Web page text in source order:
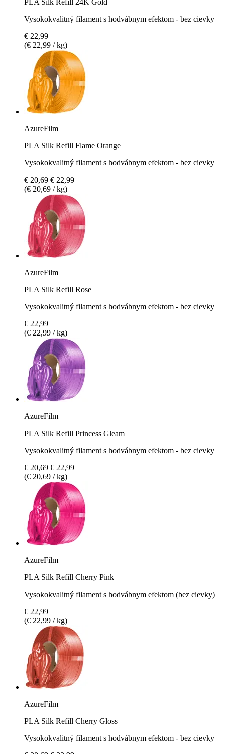
Vysokokvalitný filament s hodvábnym efektom - bez cievky
€ 22,99
(€ 22,99 / kg)
AzureFilm
PLA Silk Refill Flame Orange
Vysokokvalitný filament s hodvábnym efektom - bez cievky
€ 20,69 € 22,99
(€ 20,69 / kg)
AzureFilm
PLA Silk Refill Rose
Vysokokvalitný filament s hodvábnym efektom - bez cievky
€ 22,99
(€ 22,99 / kg)
AzureFilm
PLA Silk Refill Princess Gleam
Vysokokvalitný filament s hodvábnym efektom - bez cievky
€ 20,69 € 22,99
(€ 20,69 / kg)
AzureFilm
PLA Silk Refill Cherry Pink
Vysokokvalitný filament s hodvábnym efektom (bez cievky)
€ 22,99
(€ 22,99 / kg)
AzureFilm
PLA Silk Refill Cherry Gloss
Vysokokvalitný filament s hodvábnym efektom - bez cievky